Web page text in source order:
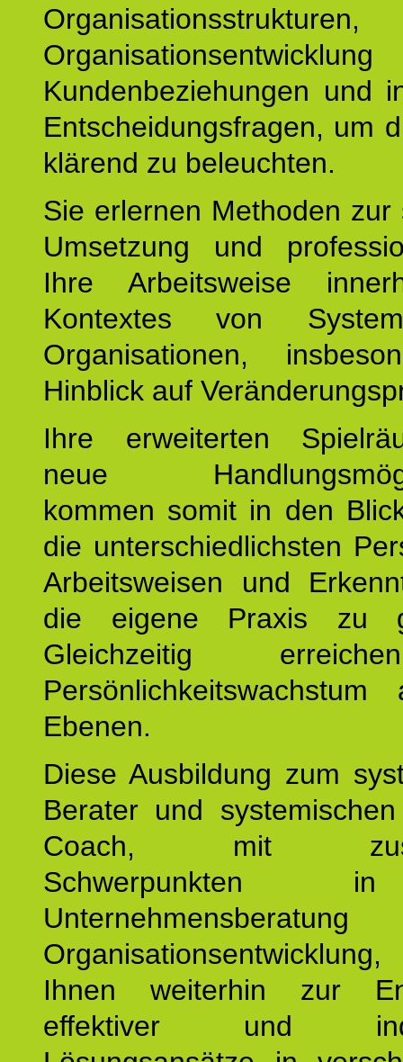
Kundenbeziehungen und
Entscheidungsfragen, um
klärend zu beleuchten.
Sie erlernen Methoden zur
Umsetzung und
Ihre Arbeitsweise
Kontextes von
Organisationen,
Hinblick auf
Ihre erweiterten
neue
kommen somit in den
die unterschiedlichsten
Arbeitsweisen und
die eigene Praxis zu
Gleichzeitig
Ebenen.
Diese Ausbildung zum
Berater und
Coach, mit
Schwerpunkten
Ihnen weiterhin zur
effektiver und